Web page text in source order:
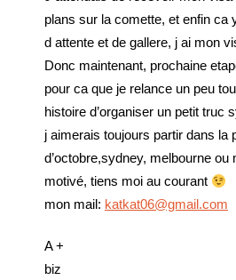
plans sur la comette, et enfin ca
d attente et de gallere, j ai mon
Donc maintenant, prochaine
pour ca que je relance un peu
histoire d’organiser un petit truc
j aimerais toujours partir dans la
d’octobre,sydney, melbourne ou
motivé, tiens moi au courant
mon mail: katkat06@gmail.com
A +
biz